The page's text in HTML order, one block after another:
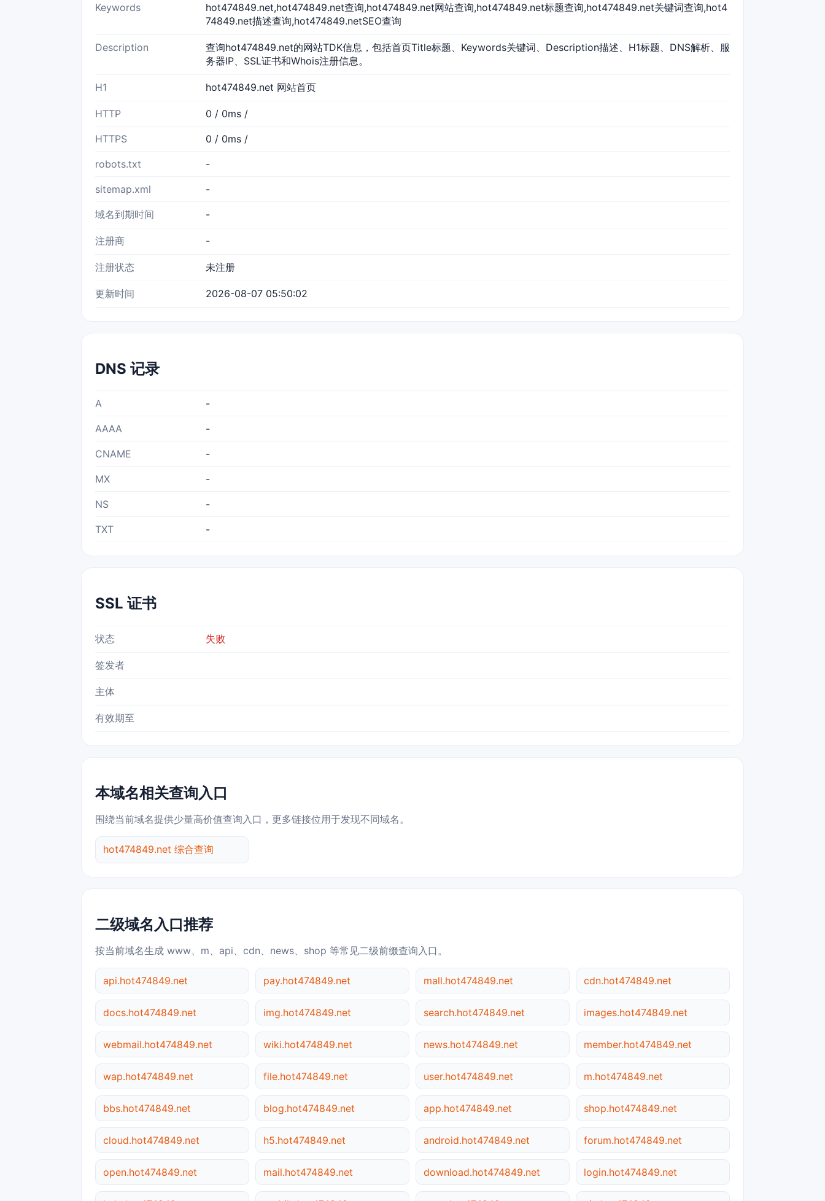
Keywords
hot474849.net,hot474849.net查询,hot474849.net网站查询,hot474849.net标题查询,hot474849.net关键词查询,hot4
74849.net描述查询,hot474849.netSEO查询
Description
查询hot474849.net的网站TDK信息，包括首页Title标题、Keywords关键词、Description描述、H1标题、DNS解析、服
务器IP、SSL证书和Whois注册信息。
H1 hot474849.net 网站首页
HTTP 0 / 0ms /
HTTPS 0 / 0ms /
robots.txt -
sitemap.xml -
域名到期时间 -
注册商 -
注册状态 未注册
更新时间 2026-08-07 05:50:02
DNS 记录
A -
AAAA -
CNAME -
MX -
NS -
TXT -
SSL 证书
状态 失败
签发者
主体
有效期至
本域名相关查询入口
围绕当前域名提供少量高价值查询入口，更多链接位用于发现不同域名。
hot474849.net 综合查询
二级域名入口推荐
按当前域名生成 www、m、api、cdn、news、shop 等常见二级前缀查询入口。
api.hot474849.net pay.hot474849.net mall.hot474849.net cdn.hot474849.net
docs.hot474849.net img.hot474849.net search.hot474849.net images.hot474849.net
webmail.hot474849.net wiki.hot474849.net news.hot474849.net member.hot474849.net
wap.hot474849.net file.hot474849.net user.hot474849.net m.hot474849.net
bbs.hot474849.net blog.hot474849.net app.hot474849.net shop.hot474849.net
cloud.hot474849.net h5.hot474849.net android.hot474849.net forum.hot474849.net
open.hot474849.net mail.hot474849.net download.hot474849.net login.hot474849.net